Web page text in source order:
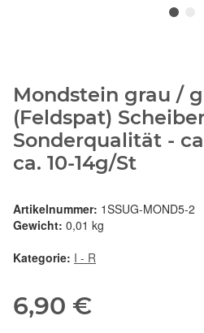
Mondstein grau /
(Feldspat)
Sonderqualität -
ca. 10-14g/St
Artikelnummer: 1SSUG-MOND5-2
Gewicht: 0,01 kg
Kategorie: I - R
6,90 €